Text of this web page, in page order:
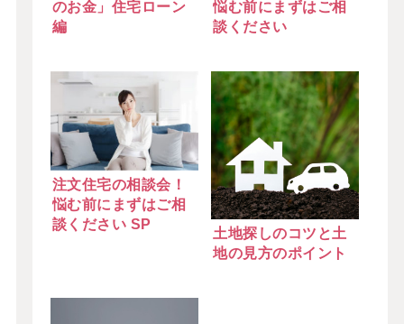
のお金」住宅ローン
編
悩む前にまずはご相
談ください
注文住宅の相談会！
悩む前にまずはご相
談ください SP
土地探しのコツと土
地の見方のポイント